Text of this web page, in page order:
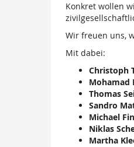
Konkret wollen
Wir freuen uns,
Mit dabei:
Christoph
Mohamad
Thomas
Sandro
Michael
Niklas
Martha